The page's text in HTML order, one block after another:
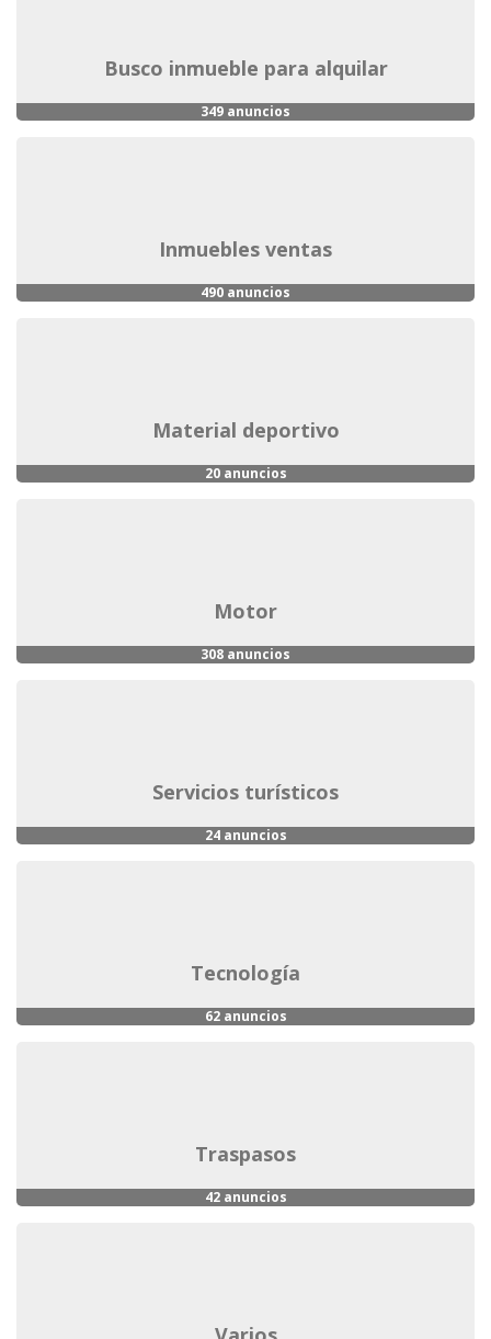
busco inmueble para alquilar
349 anuncios
inmuebles ventas
490 anuncios
material deportivo
20 anuncios
motor
308 anuncios
servicios turísticos
24 anuncios
tecnología
62 anuncios
traspasos
42 anuncios